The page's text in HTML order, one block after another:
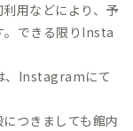
用などにより、予
。できる限りInsta
、Instagramにて
つきましても館内